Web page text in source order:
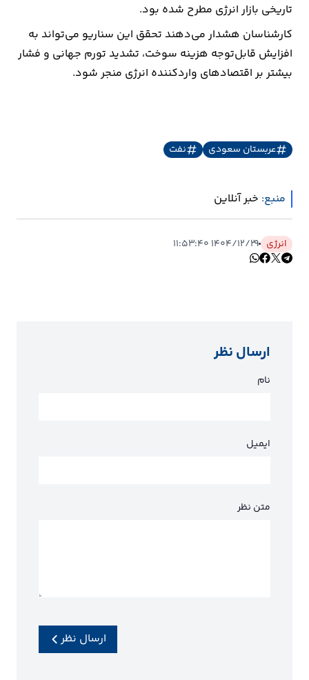
تاریخی بازار انرژی مطرح شده بود.
کارشناسان هشدار می‌دهند تحقق این سناریو می‌تواند به
افزایش قابل‌توجه هزینه سوخت، تشدید تورم جهانی و فشار
بیشتر بر اقتصادهای واردکننده انرژی منجر شود.
عربستان سعودی نفت
منبع: خبر آنلاین
انرژی ۱۴۰۴/۱۲/۲۹ ۱۱:۵۳:۴۰
ارسال نظر
نام
ایمیل
متن نظر
ارسال نظر